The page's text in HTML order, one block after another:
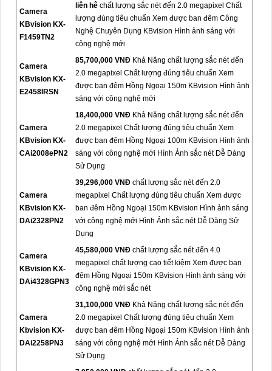
Camera
KBvision KX-
F1459TN2
liên hê chất lượng sắc nét đến 2.0 megapixel Chất
lượng đúng tiêu chuẩn Xem được ban đêm Công
Nghệ Chuyên Dụng KBvision Hình ảnh sáng với
công nghệ mới
Camera
KBvision KX-
E2458IRSN
85,700,000 VNĐ Khả Năng chất lượng sắc nét đến
2.0 megapixel Chất lượng đúng tiêu chuẩn Xem
được ban đêm Hồng Ngoại 150m KBvision Hình ảnh
sáng với công nghệ mới
Camera
KBvision KX-
CAi2008ePN2
18,400,000 VNĐ Khả Năng chất lượng sắc nét đến
2.0 megapixel Chất lượng đúng tiêu chuẩn Xem
được ban đêm Hồng Ngoại 100m KBvision Hình ảnh
sáng với công nghệ mới Hình Ảnh sắc nét Dễ Dàng
Sử Dụng
Camera
KBvision KX-
DAi2328PN2
39,296,000 VNĐ chất lượng sắc nét đến 2.0
megapixel Chất lượng đúng tiêu chuẩn Xem được
ban đêm Hồng Ngoại 150m KBvision Hình ảnh sáng
với công nghệ mới Hình Ảnh sắc nét Dễ Dàng Sử
Dụng
Camera
KBvision KX-
DAi4328GPN3
45,580,000 VNĐ chất lượng sắc nét đến 4.0
megapixel chất lượng cao tiết kiệm Xem được ban
đêm Hồng Ngoại 150m KBvision Hình ảnh sáng với
công nghệ mới sắc nét
Camera
Kbvision KX-
DAi2258PN3
31,100,000 VNĐ Khả Năng chất lượng sắc nét đến
2.0 megapixel Chất lượng đúng tiêu chuẩn Xem
được ban đêm Hồng Ngoại 150m KBvision Hình ảnh
sáng với công nghệ mới Hình Ảnh sắc nét Dễ Dàng
Sử Dụng